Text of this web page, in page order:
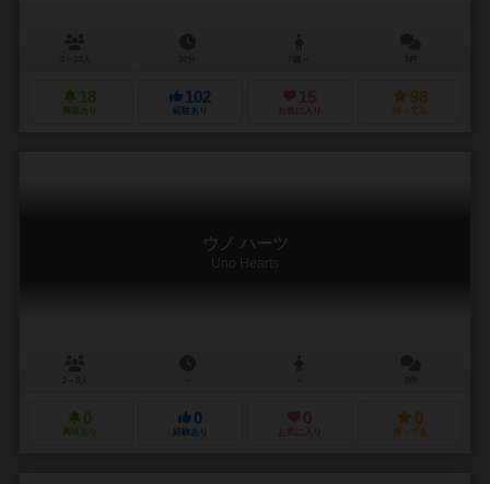
18
興味あり
102
経験あり
15
お気に入り
98
持ってる
ウノ ハーツ
Uno Hearts
0
興味あり
0
経験あり
0
お気に入り
0
持ってる